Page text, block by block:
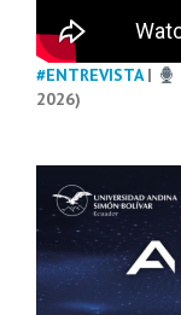
#ENTREVISTA|
2026)